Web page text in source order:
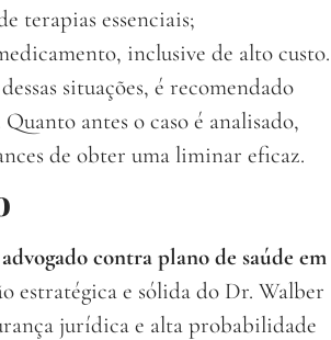
terapias essenciais;
inclusive de alto custo.
situações, é recomendado
antes o caso é analisado,
de obter uma liminar eficaz.
advogado contra plano de saúde em
estratégica e sólida do Dr. Walber
jurídica e alta probabilidade